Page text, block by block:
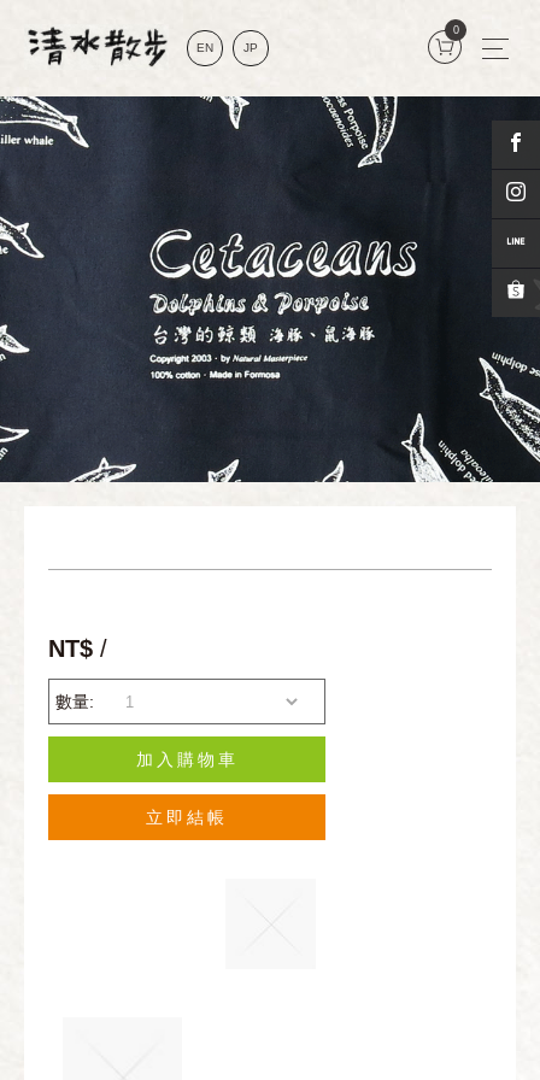
EN JP
0
NT$ /
數量:
加入購物車
立即結帳